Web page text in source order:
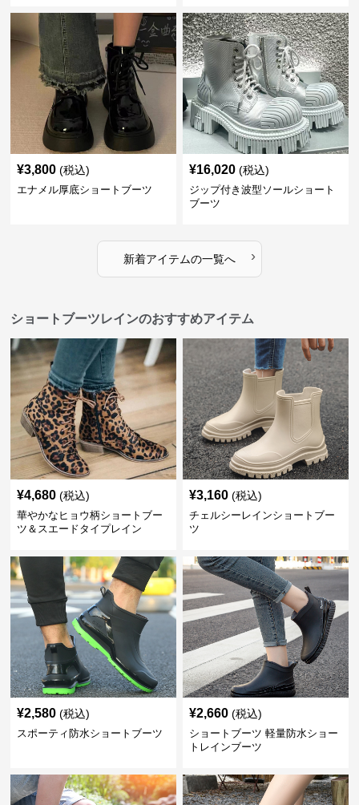
¥3,800 (税込)
エナメル厚底ショートブーツ
¥16,020 (税込)
ジップ付き波型ソールショート
ブーツ
新着アイテムの一覧へ ›
ショートブーツレインのおすすめアイテム
¥4,680 (税込)
華やかなヒョウ柄ショートブー
ツ＆スエードタイプレイン
¥3,160 (税込)
チェルシーレインショートブー
ツ
¥2,580 (税込)
スポーティ防水ショートブーツ
¥2,660 (税込)
ショートブーツ 軽量防水ショー
トレインブーツ